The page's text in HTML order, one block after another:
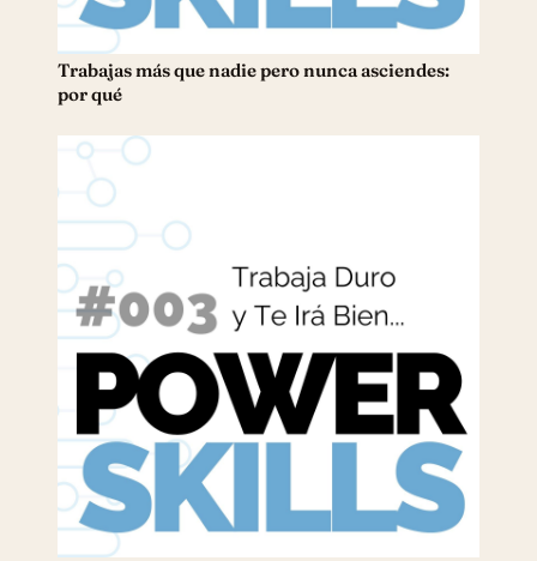
Trabajas más que nadie pero nunca asciendes:
por qué